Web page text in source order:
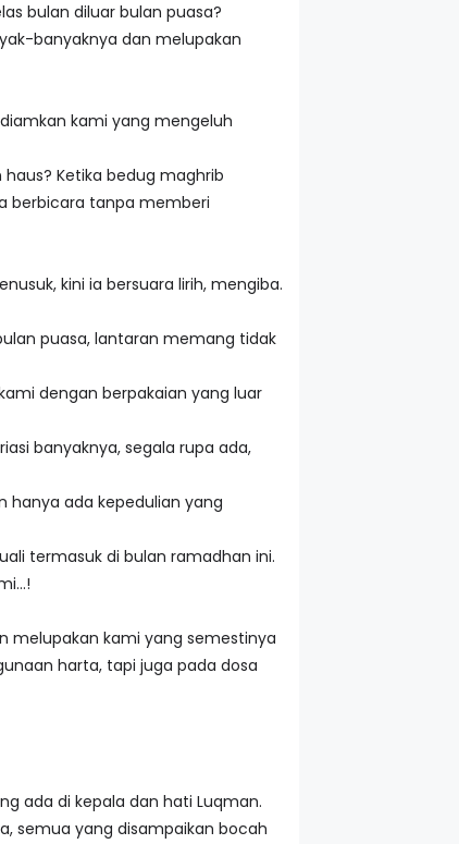
bulan diluar bulan puasa?
banyaknya dan melupakan
kami yang mengeluh
Ketika bedug maghrib
berbicara tanpa memberi
kini ia bersuara lirih, mengiba.
puasa, lantaran memang tidak
dengan berpakaian yang luar
banyaknya, segala rupa ada,
hanya ada kepedulian yang
termasuk di bulan ramadhan ini.
melupakan kami yang semestinya
harta, tapi juga pada dosa
ada di kepala dan hati Luqman.
semua yang disampaikan bocah